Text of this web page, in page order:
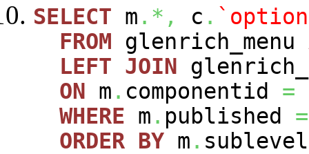
SELECT m .*, c .
FROM glenrich_menu
LEFT JOIN
ON m . componentid =
WHERE m . published =
ORDER BY m . sublevel